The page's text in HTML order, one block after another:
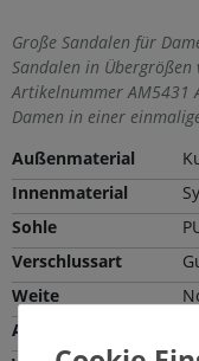
Große Sandalen für
Sandalen in
Artikelnummer AM5431
Damen in einer
Außenmaterial
Innenmaterial
Sohle
Verschlussart
Weite
Absatzhöhe